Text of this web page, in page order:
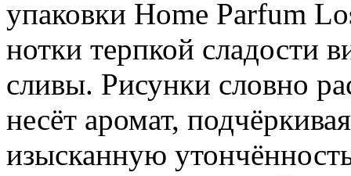
упаковки Home Parfum
нотки терпкой сладости
сливы. Рисунки словно
несёт аромат,
изысканную